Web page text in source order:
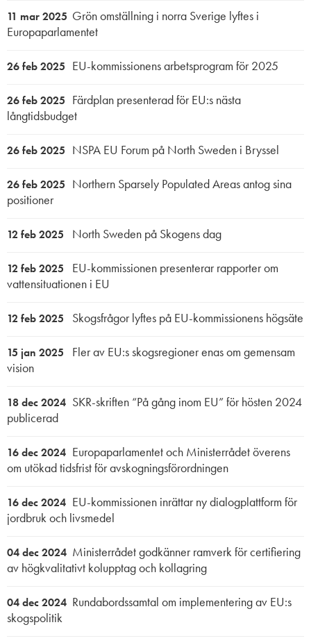
11 mar 2025 Grön omställning i norra Sverige lyftes i
Europaparlamentet
26 feb 2025 EU-kommissionens arbetsprogram för 2025
26 feb 2025 Färdplan presenterad för EU:s nästa
långtidsbudget
26 feb 2025 NSPA EU Forum på North Sweden i Bryssel
26 feb 2025 Northern Sparsely Populated Areas antog sina
positioner
12 feb 2025 North Sweden på Skogens dag
12 feb 2025
EU-kommissionen presenterar rapporter om
vattensituationen i EU
12 feb 2025 Skogsfrågor lyftes på EU-kommissionens högsäte
15 jan 2025
Fler av EU:s skogsregioner enas om gemensam
vision
18 dec 2024 SKR-skriften “På gång inom EU” för hösten 2024
publicerad
16 dec 2024 Europaparlamentet och Ministerrådet överens
om utökad tidsfrist för avskogningsförordningen
16 dec 2024 EU-kommissionen inrättar ny dialogplattform för
jordbruk och livsmedel
04 dec 2024 Ministerrådet godkänner ramverk för certifiering
av högkvalitativt kolupptag och kollagring
04 dec 2024 Rundabordssamtal om implementering av EU:s
skogspolitik